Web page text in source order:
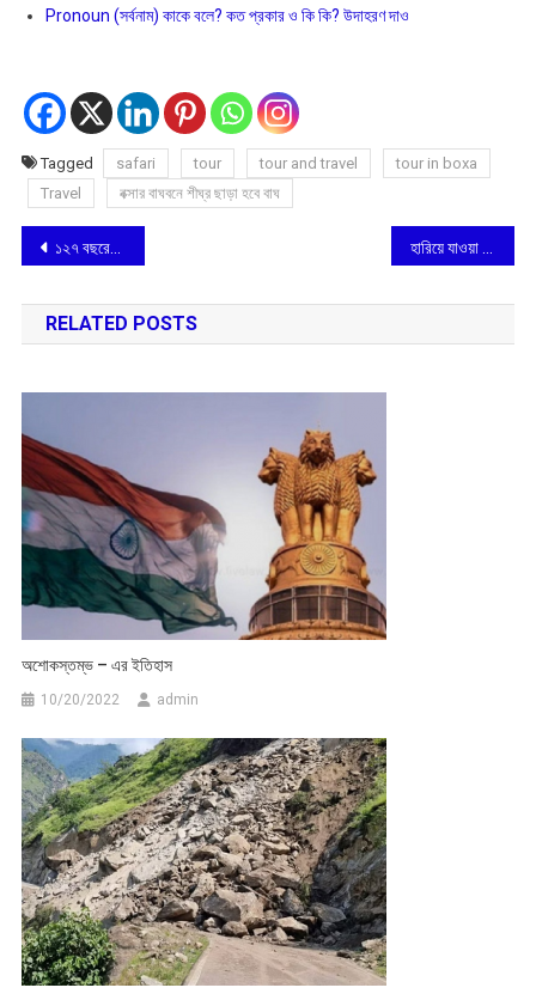
Pronoun (সর্বনাম) কাকে বলে? কত প্রকার ও কি কি? উদাহরণ দাও
Tagged safari tour tour and travel
tour in boxa
Travel
বক্সার বাঘবনে শীঘ্র ছাড়া হবে বাঘ
Post
navigation
১২৭ বছরের শিবানন্দ বাবাকে শিবানন্দ পিস এওয়ার্ড হারিয়ে যাওয়া খাদ্য ফিরিয়ে আনার উদ্যোগ
RELATED POSTS
অশােকস্তম্ভ – এর ইতিহাস
10/20/2022 admin